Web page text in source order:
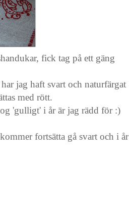
fick tag på ett gäng
jag haft svart och naturfärgat
med rött.
'gulligt' i år är jag rädd för :)
fortsätta gå svart och i år